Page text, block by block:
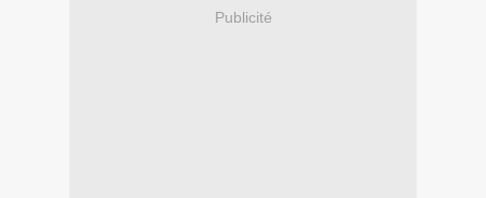
Publicité